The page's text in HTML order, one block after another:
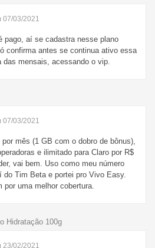
07/03/2021
pago, aí se cadastra nesse plano
confirma antes se continua ativo essa
mensais, acessando o vip.
07/03/2021
mês (1 GB com o dobro de bônus),
e ilimitado para Claro por R$
vai bem. Uso como meu número
do Tim Beta e portei pro Vivo Easy.
por uma melhor cobertura.
Hidratação 100g
23/02/2021